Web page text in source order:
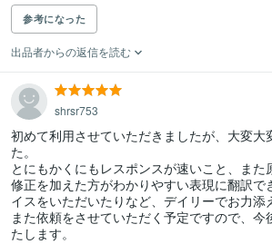
参考になった
出品者からの返信を読む
shrsr753
初めて利用させていただきましたが、大変大
た。
とにもかくにもレスポンスが速いこと、また
修正を加えた方がわかりやすい表現に翻訳で
イスをいただいたりなど、デイリーでお力添
また依頼をさせていただく予定ですので、
たします。